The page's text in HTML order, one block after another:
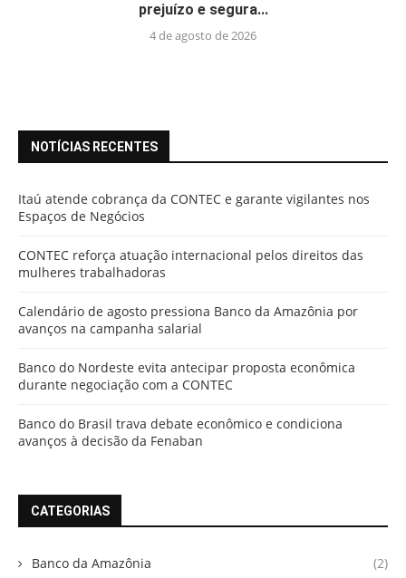
prejuízo e segura...
4 de agosto de 2026
NOTÍCIAS RECENTES
Itaú atende cobrança da CONTEC e garante vigilantes nos
Espaços de Negócios
CONTEC reforça atuação internacional pelos direitos das
mulheres trabalhadoras
Calendário de agosto pressiona Banco da Amazônia por
avanços na campanha salarial
Banco do Nordeste evita antecipar proposta econômica
durante negociação com a CONTEC
Banco do Brasil trava debate econômico e condiciona
avanços à decisão da Fenaban
CATEGORIAS
Banco da Amazônia (2)